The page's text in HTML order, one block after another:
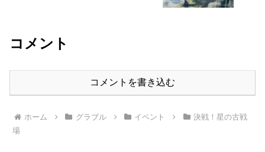
コメント
コメントを書き込む
ホーム グラブル イベント
決戦！星の古戦
場